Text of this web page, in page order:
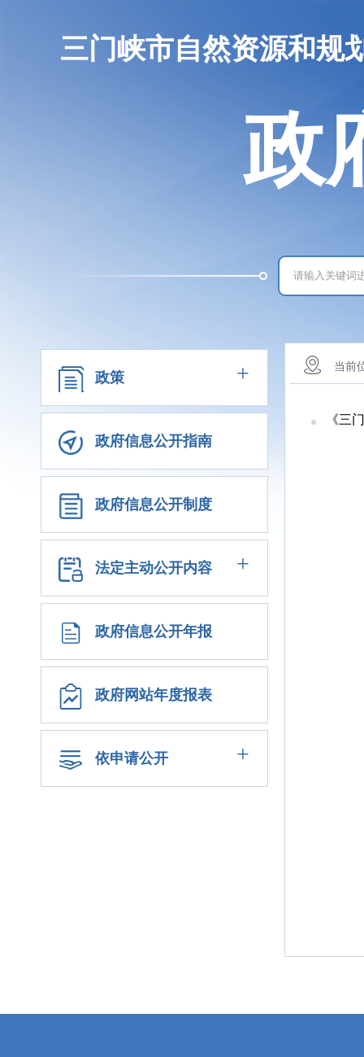
三门峡市自然资源和规
政
政策 +
政府信息公开指南
政府信息公开制度
法定主动公开内容 +
政府信息公开年报
政府网站年度报表
依申请公开 +
当前
《三